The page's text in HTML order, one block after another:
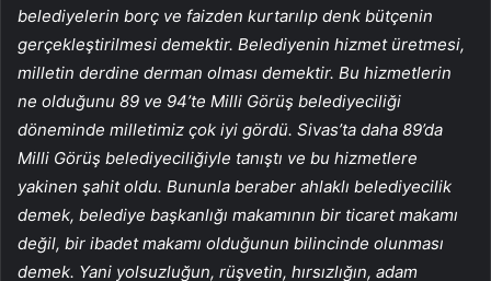
belediyelerin borç ve faizden kurtarılıp denk bütçenin
gerçekleştirilmesi demektir. Belediyenin hizmet üretmesi,
milletin derdine derman olması demektir. Bu hizmetlerin
ne olduğunu 89 ve 94’te Milli Görüş belediyeciliği
döneminde milletimiz çok iyi gördü. Sivas’ta daha 89’da
Milli Görüş belediyeciliğiyle tanıştı ve bu hizmetlere
yakinen şahit oldu. Bununla beraber ahlaklı belediyecilik
demek, belediye başkanlığı makamının bir ticaret makamı
değil, bir ibadet makamı olduğunun bilincinde olunması
demek. Yani yolsuzluğun, rüşvetin, hırsızlığın, adam